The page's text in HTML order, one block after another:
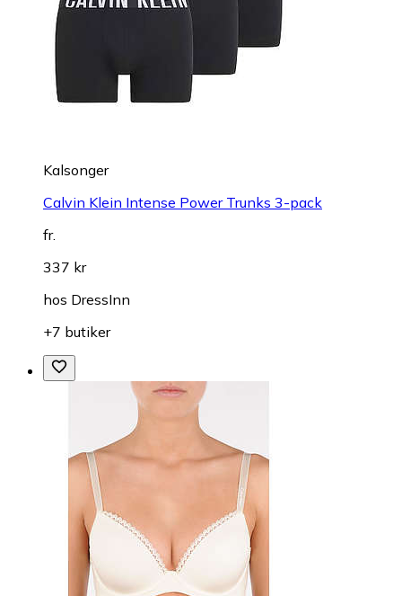
Kalsonger
Calvin Klein Intense Power Trunks 3-pack
fr.
337 kr
hos DressInn
+7 butiker